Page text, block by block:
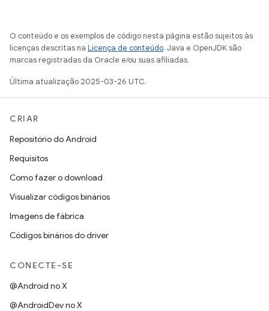
O conteúdo e os exemplos de código nesta página estão sujeitos às
licenças descritas na Licença de conteúdo. Java e OpenJDK são
marcas registradas da Oracle e/ou suas afiliadas.
Última atualização 2025-03-26 UTC.
CRIAR
Repositório do Android
Requisitos
Como fazer o download
Visualizar códigos binários
Imagens de fábrica
Códigos binários do driver
CONECTE-SE
@Android no X
@AndroidDev no X